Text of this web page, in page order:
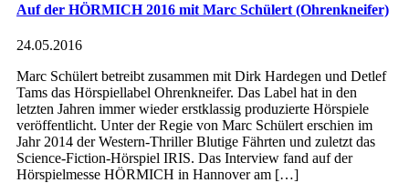
Auf der HÖRMICH 2016 mit Marc Schülert (Ohrenkneifer)
24.05.2016
Marc Schülert betreibt zusammen mit Dirk Hardegen und Detlef
Tams das Hörspiellabel Ohrenkneifer. Das Label hat in den
letzten Jahren immer wieder erstklassig produzierte Hörspiele
veröffentlicht. Unter der Regie von Marc Schülert erschien im
Jahr 2014 der Western-Thriller Blutige Fährten und zuletzt das
Science-Fiction-Hörspiel IRIS. Das Interview fand auf der
Hörspielmesse HÖRMICH in Hannover am […]